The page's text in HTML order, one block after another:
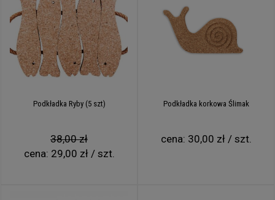
Podkładka Ryby (5 szt)
38,00 zł
cena: 29,00 zł / szt.
Podkładka korkowa Ślimak
cena: 30,00 zł / szt.